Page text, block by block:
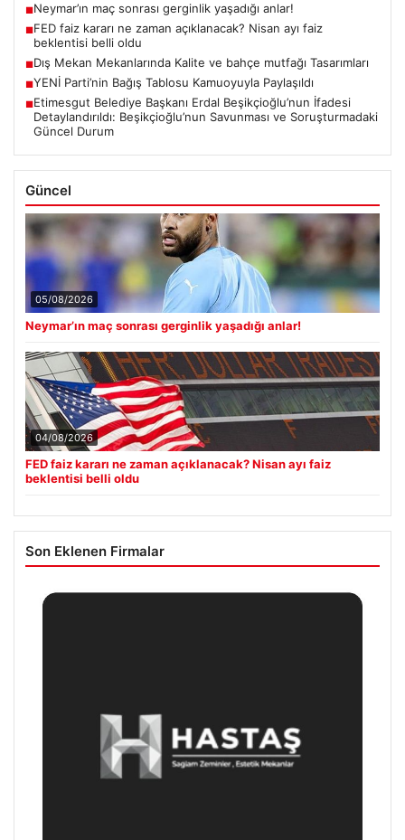
■Neymar’ın maç sonrası gerginlik yaşadığı anlar!
■FED faiz kararı ne zaman açıklanacak? Nisan ayı faiz
beklentisi belli oldu
■Dış Mekan Mekanlarında Kalite ve bahçe mutfağı Tasarımları
■YENİ Parti’nin Bağış Tablosu Kamuoyuyla Paylaşıldı
■Etimesgut Belediye Başkanı Erdal Beşikçioğlu’nun İfadesi
Detaylandırıldı: Beşikçioğlu’nun Savunması ve Soruşturmadaki
Güncel Durum
Güncel
05/08/2026
Neymar’ın maç sonrası gerginlik yaşadığı anlar!
04/08/2026
FED faiz kararı ne zaman açıklanacak? Nisan ayı faiz
beklentisi belli oldu
Son Eklenen Firmalar